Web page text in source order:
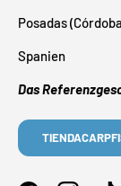
Posadas
Spanien
Das